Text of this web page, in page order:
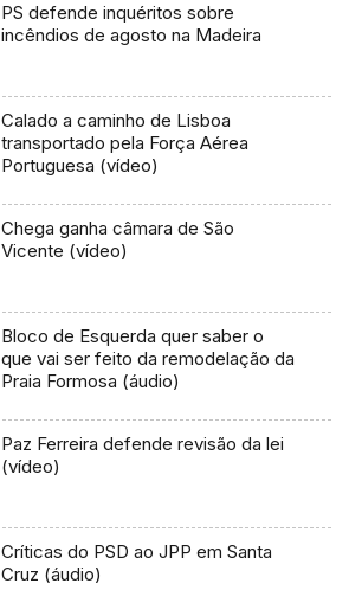
PS defende inquéritos sobre
incêndios de agosto na Madeira
Calado a caminho de Lisboa
transportado pela Força Aérea
Portuguesa (vídeo)
Chega ganha câmara de São
Vicente (vídeo)
Bloco de Esquerda quer saber o
que vai ser feito da remodelação da
Praia Formosa (áudio)
Paz Ferreira defende revisão da lei
(vídeo)
Críticas do PSD ao JPP em Santa
Cruz (áudio)